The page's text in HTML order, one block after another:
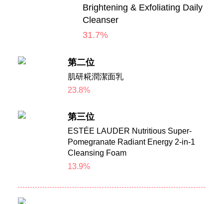
Brightening & Exfoliating Daily
Cleanser
31.7%
第二位
肌研糀潤潔面乳
23.8%
第三位
ESTÉE LAUDER Nutritious Super-
Pomegranate Radiant Energy 2-in-1
Cleansing Foam
13.9%